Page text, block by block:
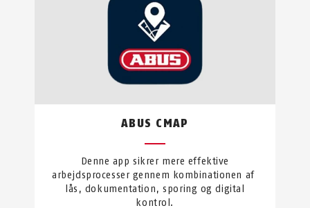
ABUS CMAP
Denne app sikrer mere effektive
arbejdsprocesser gennem kombinationen af ​​
lås, dokumentation, sporing og digital
kontrol.